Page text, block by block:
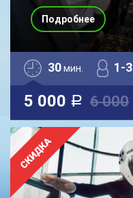
30мин. 1-3
5 000 a 6 000
Подробнее